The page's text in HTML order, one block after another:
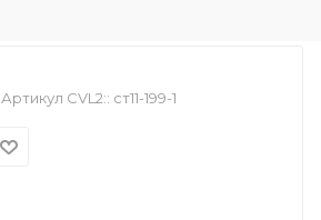
Артикул CVL2:: ст11-199-1